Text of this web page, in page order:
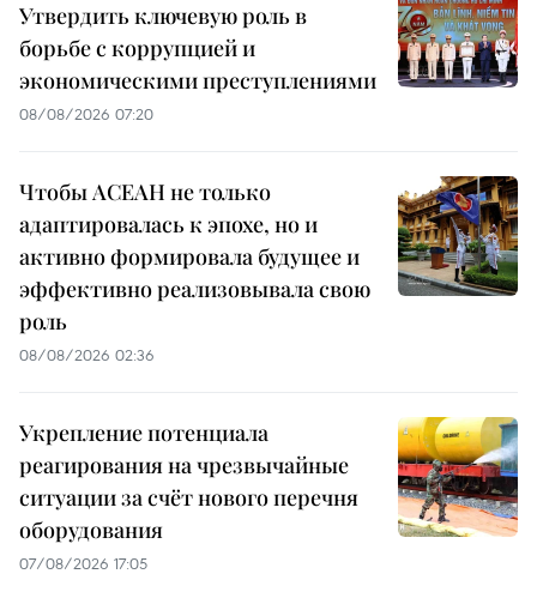
Утвердить ключевую роль в
борьбе с коррупцией и
экономическими преступлениями
08/08/2026 07:20
Чтобы АСЕАН не только
адаптировалась к эпохе, но и
активно формировала будущее и
эффективно реализовывала свою
роль
08/08/2026 02:36
Укрепление потенциала
реагирования на чрезвычайные
ситуации за счёт нового перечня
оборудования
07/08/2026 17:05